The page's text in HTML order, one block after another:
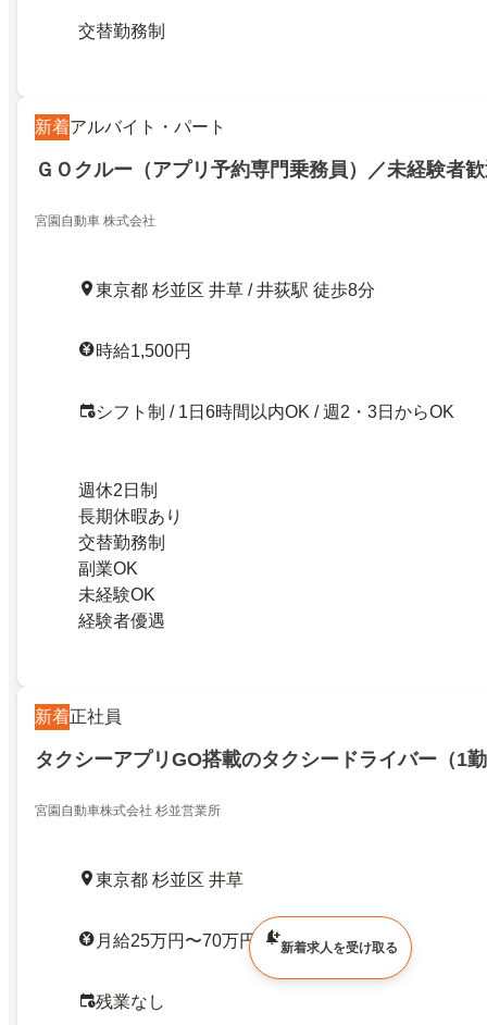
交替勤務制
新着アルバイト・パート
ＧＯクルー（アプリ予約専門乗務員）／未経験者
宮園自動車 株式会社
東京都 杉並区 井草 / 井荻駅 徒歩8分
時給1,500円
シフト制 / 1日6時間以内OK / 週2・3日からOK
週休2日制
長期休暇あり
交替勤務制
副業OK
未経験OK
経験者優遇
新着正社員
タクシーアプリGO搭載のタクシードライバー（1
宮園自動車株式会社 杉並営業所
東京都 杉並区 井草
月給25万円〜70万円
残業なし
新着求人を受け取る